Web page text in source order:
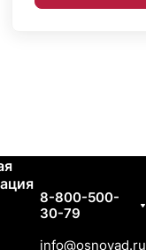
8-800-500-
30-79
info@osnovad.ru